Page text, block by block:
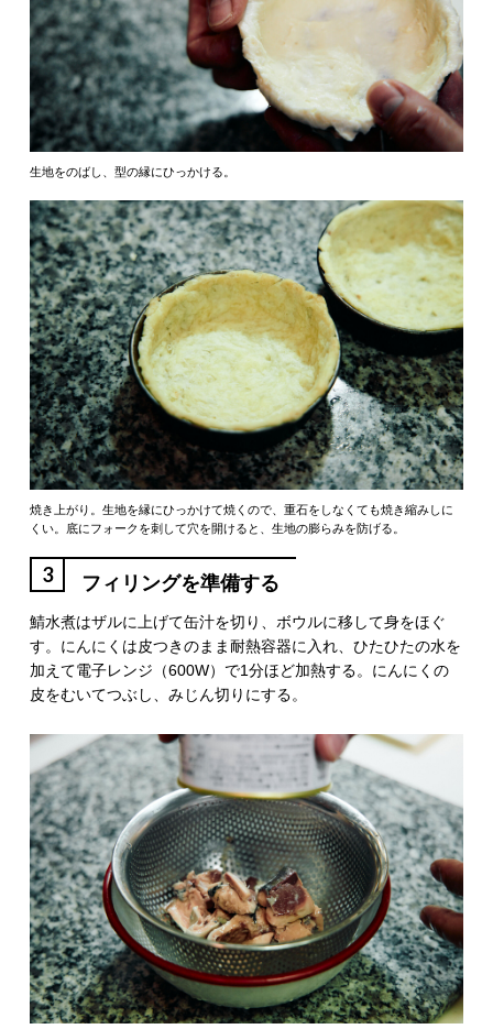
生地をのばし、型の縁にひっかける。
焼き上がり。生地を縁にひっかけて焼くので、重石をしなくても焼き縮みしに
くい。底にフォークを刺して穴を開けると、生地の膨らみを防げる。
3 フィリングを準備する
鯖水煮はザルに上げて缶汁を切り、ボウルに移して身をほぐ
す。にんにくは皮つきのまま耐熱容器に入れ、ひたひたの水を
加えて電子レンジ（600W）で1分ほど加熱する。にんにくの
皮をむいてつぶし、みじん切りにする。